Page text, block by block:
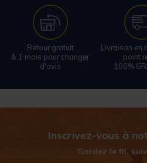
Retour gratuit
& 1 mois pour changer
d'avis
Livraison en
point
100%
Inscrivez-vous à
Gardez le fil,